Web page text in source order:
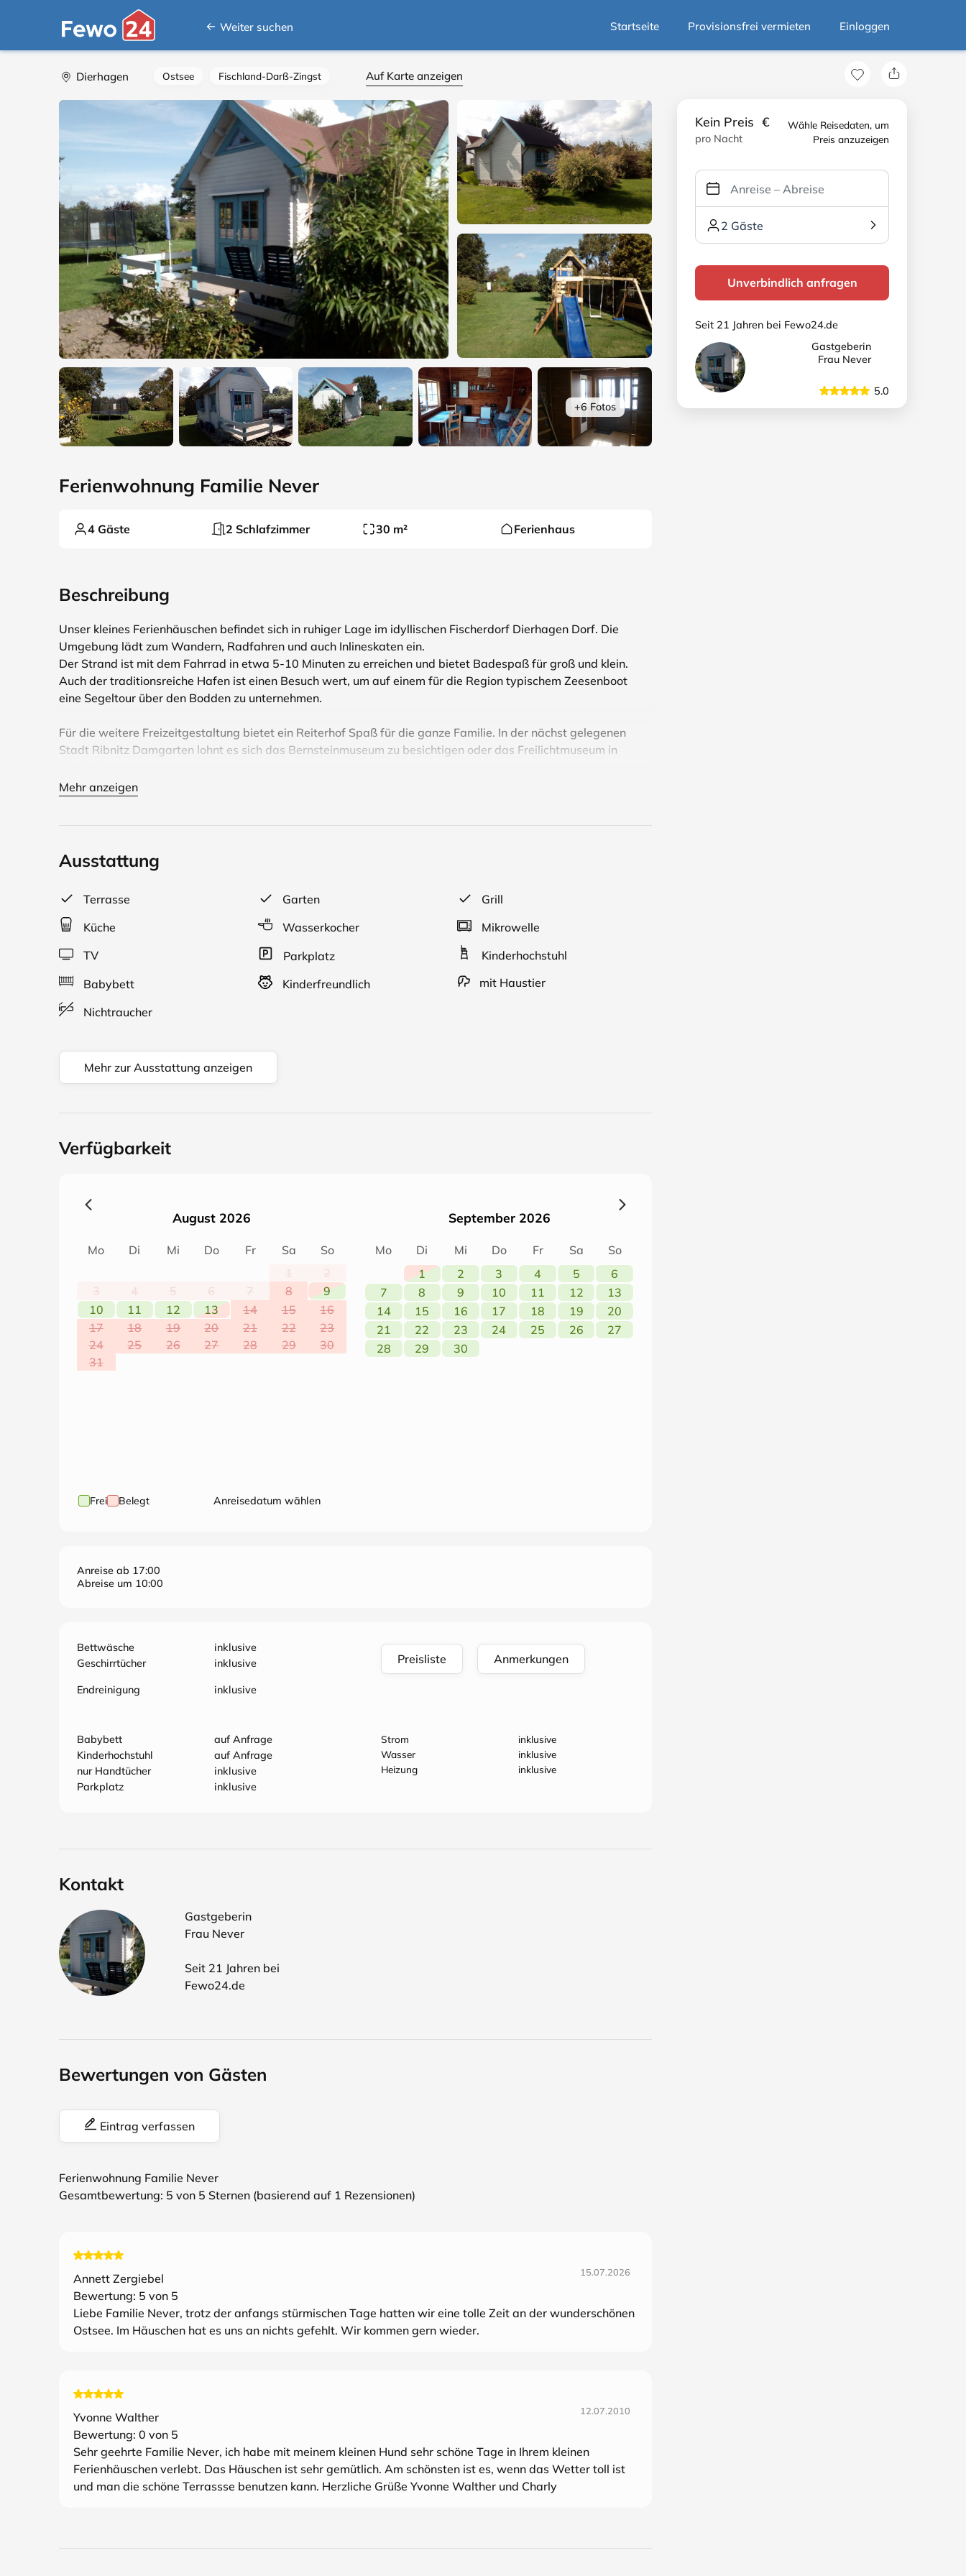
Weiter suchen Startseite Provisionsfrei vermieten Einloggen
Dierhagen Ostsee Fischland-Darß-Zingst Auf Karte anzeigen
+6 Fotos
Ferienwohnung Familie Never
4 Gäste 2 Schlafzimmer 30 m² Ferienhaus
Beschreibung
Unser kleines Ferienhäuschen befindet sich in ruhiger Lage im idyllischen Fischerdorf Dierhagen Dorf. Die
Umgebung lädt zum Wandern, Radfahren und auch Inlineskaten ein.
Der Strand ist mit dem Fahrrad in etwa 5-10 Minuten zu erreichen und bietet Badespaß für groß und klein.
Auch der traditionsreiche Hafen ist einen Besuch wert, um auf einem für die Region typischem Zeesenboot
eine Segeltour über den Bodden zu unternehmen.
Für die weitere Freizeitgestaltung bietet ein Reiterhof Spaß für die ganze Familie. In der nächst gelegenen
Stadt Ribnitz Damgarten lohnt es sich das Bernsteinmuseum zu besichtigen oder das Freilichtmuseum in
Da eine Vermietung nur im Sommer erfolgt, habe ich auf den Einbau einer Heizung verzichtet.
Mehr anzeigen
Ausstattung
Terrasse Garten
Grill
Küche
Wasserkocher
Mikrowelle
TV
Parkplatz
Kinderhochstuhl
Babybett
Kinderfreundlich mit Haustier
Nichtraucher
Mehr zur Ausstattung anzeigen
Verfügbarkeit
August 2026
Mo Di Mi Do Fr Sa
So
1
2
3
4 5 6 7 8
9
10
11 12 13 14 15
16
17
18 19 20 21 22
23
24
25 26 27 28 29
30
31
September 2026
Mo Di Mi Do Fr Sa
So
1
2 3 4 5
6
7
8 9 10 11 12
13
14
15 16 17 18 19
20
21
22 23 24 25 26
27
28
29 30
Frei Belegt Anreisedatum wählen
Anreise ab 17:00
Abreise um 10:00
Bettwäsche
inklusive
Geschirrtücher
inklusive
Endreinigung inklusive
Preisliste Anmerkungen
Babybett
auf Anfrage
Kinderhochstuhl
auf Anfrage
nur Handtücher
inklusive
Parkplatz
inklusive
Strom
inklusive
Wasser
inklusive
Heizung
inklusive
Kontakt
Gastgeberin
Frau Never
Seit 21 Jahren bei
Fewo24.de
Bewertungen von Gästen
Eintrag verfassen
Ferienwohnung Familie Never
Gesamtbewertung: 5 von 5 Sternen (basierend auf 1 Rezensionen)
Annett Zergiebel 15.07.2026
Bewertung: 5 von 5
Liebe Familie Never, trotz der anfangs stürmischen Tage hatten wir eine tolle Zeit an der wunderschönen
Ostsee. Im Häuschen hat es uns an nichts gefehlt. Wir kommen gern wieder.
Yvonne Walther 12.07.2010
Bewertung: 0 von 5
Sehr geehrte Familie Never, ich habe mit meinem kleinen Hund sehr schöne Tage in Ihrem kleinen
Ferienhäuschen verlebt. Das Häuschen ist sehr gemütlich. Am schönsten ist es, wenn das Wetter toll ist
und man die schöne Terrassse benutzen kann. Herzliche Grüße Yvonne Walther und Charly
Wähle Reisedaten, um
Preis anzuzeigen
Kein Preis €
pro Nacht
2 Gäste
Unverbindlich anfragen
Seit 21 Jahren bei Fewo24.de
Gastgeberin
Frau Never
5.0